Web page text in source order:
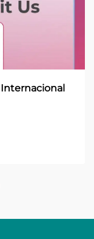
Internacional